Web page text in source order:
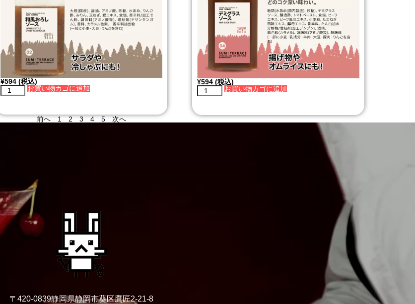
¥594 (税込)
お買い物カゴに追加
¥594 (税込)
お買い物カゴに追加
前へ 1 2 3 4 5 次へ
〒420-0839静岡県静岡市葵区鷹匠2-21-8